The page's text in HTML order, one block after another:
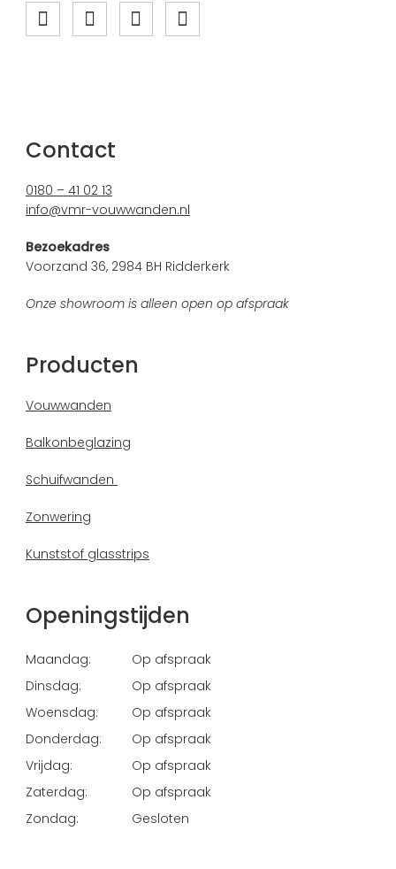
Contact
0180 – 41 02 13
info@vmr-vouwwanden.nl
Bezoekadres
Voorzand 36, 2984 BH Ridderkerk
Onze showroom is alleen open op afspraak
Producten
Vouwwanden
Balkonbeglazing
Schuifwanden
Zonwering
Kunststof glasstrips
Openingstijden
Maandag:
Op afspraak
Dinsdag:
Op afspraak
Woensdag:
Op afspraak
Donderdag:
Op afspraak
Vrijdag:
Op afspraak
Zaterdag:
Op afspraak
Zondag:
Gesloten